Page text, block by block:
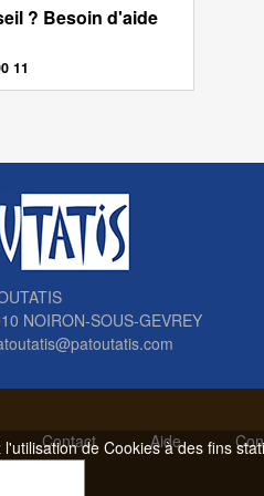
? Besoin d'aide
11
NOIRON-SOUS-GEVREY
Contact Aide
de Cookies à des fins